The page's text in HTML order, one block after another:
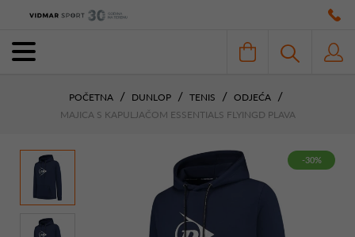
POČETNA DUNLOP TENIS
ODJEĆA
MAJICA S KAPULJAČOM ESSENTIALS FLYINGD PLAVA
-30%